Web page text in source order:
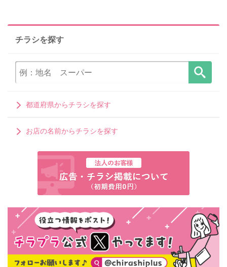
チラシを探す
都道府県からチラシを探す
お店の名前からチラシを探す